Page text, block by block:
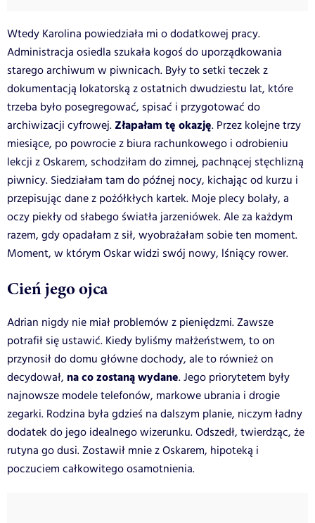
Wtedy Karolina powiedziała mi o dodatkowej pracy.
Administracja osiedla szukała kogoś do uporządkowania
starego archiwum w piwnicach. Były to setki teczek z
dokumentacją lokatorską z ostatnich dwudziestu lat, które
trzeba było posegregować, spisać i przygotować do
archiwizacji cyfrowej. Złapałam tę okazję. Przez kolejne trzy
miesiące, po powrocie z biura rachunkowego i odrobieniu
lekcji z Oskarem, schodziłam do zimnej, pachnącej stęchlizną
piwnicy. Siedziałam tam do późnej nocy, kichając od kurzu i
przepisując dane z pożółkłych kartek. Moje plecy bolały, a
oczy piekły od słabego światła jarzeniówek. Ale za każdym
razem, gdy opadałam z sił, wyobrażałam sobie ten moment.
Moment, w którym Oskar widzi swój nowy, lśniący rower.
Cień jego ojca
Adrian nigdy nie miał problemów z pieniędzmi. Zawsze
potrafił się ustawić. Kiedy byliśmy małżeństwem, to on
przynosił do domu główne dochody, ale to również on
decydował, na co zostaną wydane. Jego priorytetem były
najnowsze modele telefonów, markowe ubrania i drogie
zegarki. Rodzina była gdzieś na dalszym planie, niczym ładny
dodatek do jego idealnego wizerunku. Odszedł, twierdząc, że
rutyna go dusi. Zostawił mnie z Oskarem, hipoteką i
poczuciem całkowitego osamotnienia.